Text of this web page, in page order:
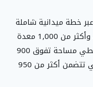
خطة ميدانية شاملة
سخر فيها أكثر من 5 آلاف كادر بشري، وأكثر من 1,000 معدة
وآلية، مدعومة بـ9 منصات إلكترونية تغطي مساحة تفوق 900
كيلومتر مربع، مع منظومة إرشاد مكاني تتضمن أكثر من 950